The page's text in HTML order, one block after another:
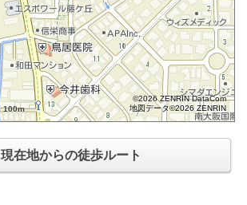
100m
©2026 ZENRIN DataCom
地図データ©2026 ZENRIN
現在地からの徒歩ルート